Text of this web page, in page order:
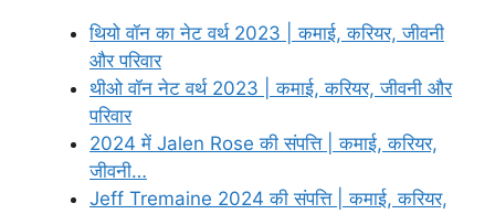
थियो वॉन का नेट वर्थ 2023 | कमाई, करियर, जीवनी
और परिवार
थीओ वॉन नेट वर्थ 2023 | कमाई, करियर, जीवनी और
परिवार
2024 में Jalen Rose की संपत्ति | कमाई, करियर,
जीवनी…
Jeff Tremaine 2024 की संपत्ति | कमाई, करियर,